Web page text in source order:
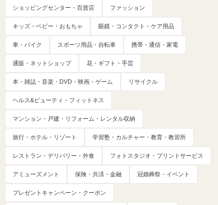
ショッピングセンター・百貨店 ファッション
キッズ・ベビー・おもちゃ 眼鏡・コンタクト・ケア用品
車・バイク スポーツ用品・自転車 携帯・通信・家電
通販・ネットショップ 花・ギフト・手芸
本・雑誌・音楽・DVD・映画・ゲーム リサイクル
ヘルス&ビューティ・フィットネス
マンション・戸建・リフォーム・レンタル収納
旅行・ホテル・リゾート 学習塾・カルチャー・教育・教習所
レストラン・デリバリー・外食 フォトスタジオ・プリントサービス
アミューズメント 保険・共済・金融 冠婚葬祭・イベント
プレゼントキャンペーン・クーポン